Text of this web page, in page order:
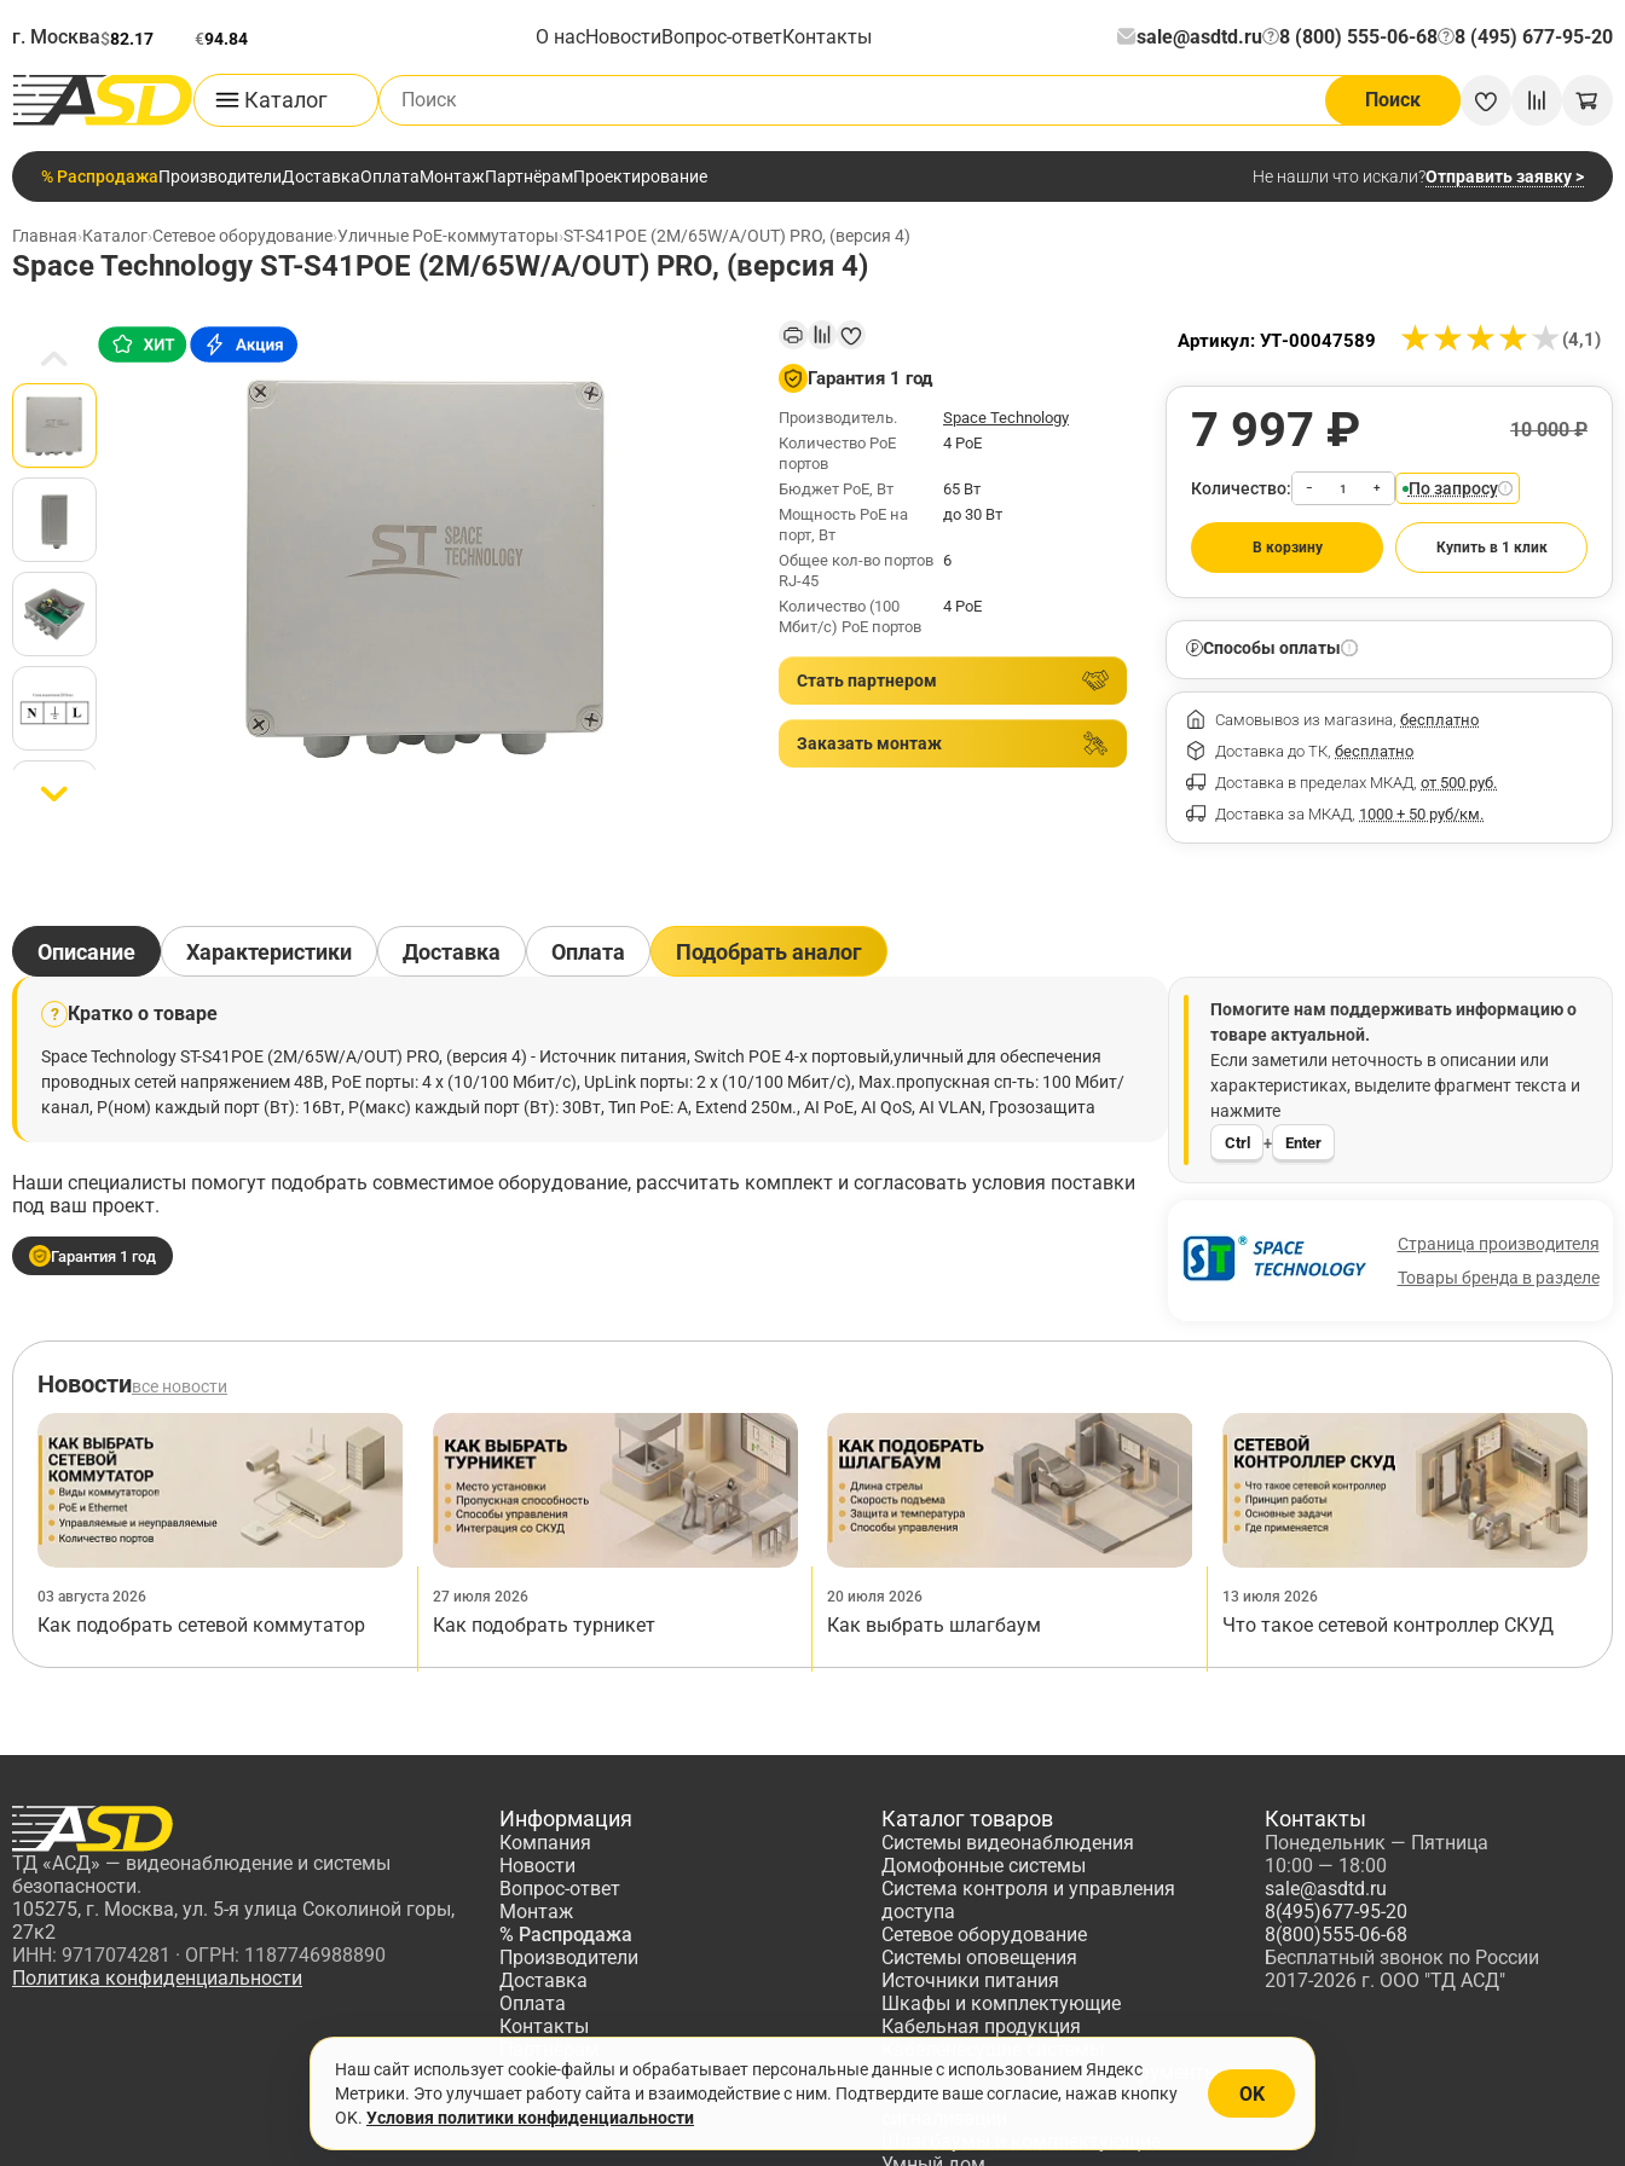
г. Москва$82.17 €94.84 О насНовостиВопрос-ответКонтакты sale@asdtd.ru 8 (800) 555-06-68
? 8 (495) 677-95-20
?
Каталог
Поиск по каталогу
Поиск
% РаспродажаПроизводителиДоставкаОплатаМонтажПартнёрамПроектирование Не нашли что искали?Отправить заявку >
Главная›Каталог›Сетевое оборудование›Уличные PoE-коммутаторы›ST-S41POE (2M/65W/А/OUT) PRO, (версия 4)
Space Technology ST-S41POE (2M/65W/А/OUT) PRO, (версия 4)
Гарантия 1 год
Производитель.
Space Technology
Количество PoE
портов
4 PoE
Бюджет РоЕ, Вт
65 Вт
Мощность РоЕ на
порт, Вт
до 30 Вт
Общее кол-во портов
RJ-45
6
Количество (100
Мбит/с) PoE портов
4 PoE
Стать партнером
Заказать монтаж
★★★★★
★★★★★ (4,1)
Артикул: УТ-00047589
7 997 ₽ 10 000 ₽
Количество: − + По запросу
В корзину Купить в 1 клик
Способы оплаты
Самовывоз из магазина, бесплатно
Доставка до ТК, бесплатно
Доставка в пределах МКАД, от 500 руб.
Доставка за МКАД, 1000 + 50 руб/км.
Описание
? Кратко о товаре
Space Technology ST-S41POE (2M/65W/А/OUT) PRO, (версия 4) - Источник питания, Switch POE 4-х портовый,уличный для обеспечения
проводных сетей напряжением 48В, PoE порты: 4 х (10/100 Мбит/с), UpLink порты: 2 х (10/100 Мбит/с), Max.пропускная сп-ть: 100 Мбит/
канал, Р(ном) каждый порт (Вт): 16Вт, Р(макс) каждый порт (Вт): 30Вт, Тип РоЕ: А, Extend 250м., AI PoE, AI QoS, AI VLAN, Грозозащита
Наши специалисты помогут подобрать совместимое оборудование, рассчитать комплект и согласовать условия поставки
под ваш проект.
Гарантия 1 год
Помогите нам поддерживать информацию о
товаре актуальной.
Если заметили неточность в описании или
характеристиках, выделите фрагмент текста и
нажмите
Ctrl + Enter
Страница производителя
Товары бренда в разделе
Характеристики Доставка Оплата Подобрать аналог
Новостивсе новости
03 августа 2026
Как подобрать сетевой коммутатор
27 июля 2026
Как подобрать турникет
20 июля 2026
Как выбрать шлагбаум
13 июля 2026
Что такое сетевой контроллер СКУД
ТД «АСД» — видеонаблюдение и системы
безопасности.
105275, г. Москва, ул. 5-я улица Соколиной горы,
27к2
ИНН: 9717074281 · ОГРН: 1187746988890
Политика конфиденциальности
Информация
Компания
Новости
Вопрос-ответ
Монтаж
% Распродажа
Производители
Доставка
Оплата
Контакты
Проектирование
Каталог товаров
Системы видеонаблюдения
Домофонные системы
Система контроля и управления
доступа
Сетевое оборудование
Системы оповещения
Источники питания
Шкафы и комплектующие
Кабельная продукция
Расходные материалы, Инструменты
Системы охранно-пожарной
Контакты
Понедельник — Пятница
10:00 — 18:00
sale@asdtd.ru
8(495)677-95-20
8(800)555-06-68
Бесплатный звонок по России
2017-2026 г. ООО "ТД АСД"
Наш сайт использует cookie-файлы и обрабатывает персональные данные с использованием Яндекс
Метрики. Это улучшает работу сайта и взаимодействие с ним. Подтвердите ваше согласие, нажав кнопку
OK. Условия политики конфиденциальности
OK